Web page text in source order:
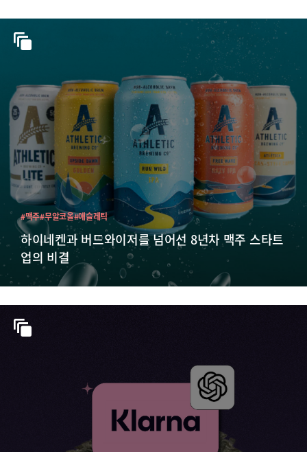
하이네켄과 버드와이저를 넘어선 8년차 맥주 스타트
업의 비결
#맥주#무알코올#애슬레틱